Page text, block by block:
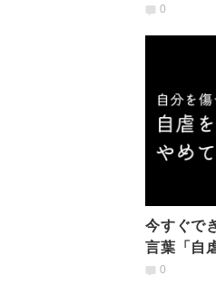
た、心と
0
今すぐで
言葉「自
0